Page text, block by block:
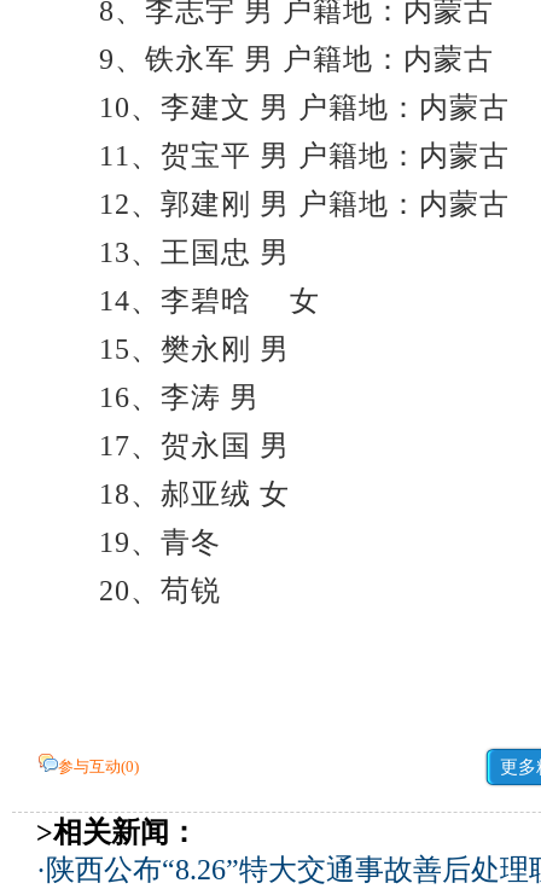
8、李志宇 男 户籍地：内蒙古
9、铁永军 男 户籍地：内蒙古
10、李建文 男 户籍地：内蒙古
11、贺宝平 男 户籍地：内蒙古
12、郭建刚 男 户籍地：内蒙古
13、王国忠 男
14、李碧晗 女
15、樊永刚 男
16、李涛 男
17、贺永国 男
18、郝亚绒 女
19、青冬
20、苟锐
参与互动(0) 更多
>相关新闻：
· 陕西公布“8.26”特大交通事故善后处理